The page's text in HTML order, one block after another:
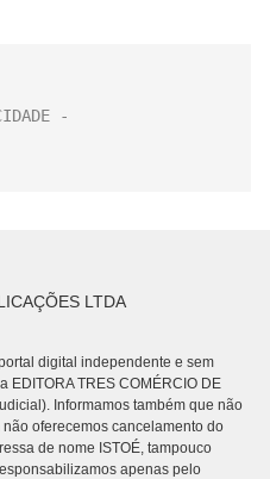
LTDA
digital independente e sem
EDITORA TRES COMÉRCIO DE
Informamos também que não
oferecemos cancelamento do
de nome ISTOÉ, tampouco
apenas pelo